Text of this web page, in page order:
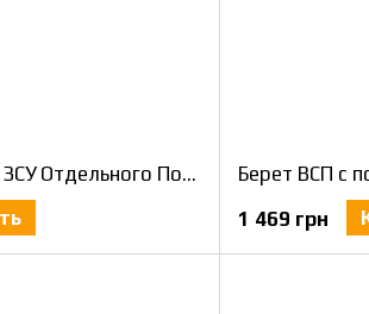
Берет Малиновый ЗСУ Отдельного Полка Президента Украины XXL / 61-62
1 469 грн